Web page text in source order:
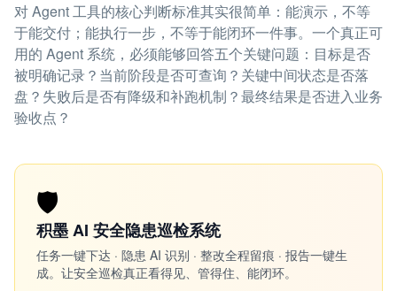
对 Agent 工具的核心判断标准其实很简单：能演示，不等
于能交付；能执行一步，不等于能闭环一件事。一个真正可
用的 Agent 系统，必须能够回答五个关键问题：目标是否
被明确记录？当前阶段是否可查询？关键中间状态是否落
盘？失败后是否有降级和补跑机制？最终结果是否进入业务
验收点？
🛡️
积墨 AI 安全隐患巡检系统
任务一键下达 · 隐患 AI 识别 · 整改全程留痕 · 报告一键生
成。让安全巡检真正看得见、管得住、能闭环。